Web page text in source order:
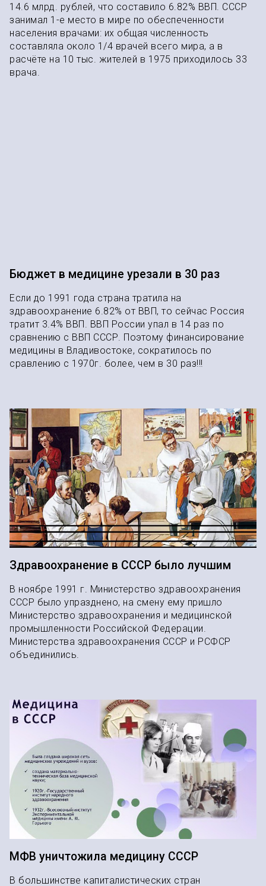
14.6 млрд. рублей, что составило 6.82% ВВП. СССР
занимал 1-е место в мире по обеспеченности
населения врачами: их общая численность
составляла около 1/4 врачей всего мира, а в
расчёте на 10 тыс. жителей в 1975 приходилось 33
врача.
Бюджет в медицине урезали в 30 раз
Если до 1991 года страна тратила на
здравоохранение 6.82% от ВВП, то сейчас Россия
тратит 3.4% ВВП. ВВП России упал в 14 раз по
сравнению с ВВП СССР. Поэтому финансирование
медицины в Владивостоке, сократилось по
сравлению с 1970г. более, чем в 30 раз!!!
Здравоохранение в СССР было лучшим
В ноябре 1991 г. Министерство здравоохранения
СССР было упразднено, на смену ему пришло
Министерство здравоохранения и медицинской
промышленности Российской Федерации.
Министерства здравоохранения СССР и РСФСР
объединились.
МФВ уничтожила медицину СССР
В большинстве капиталистических стран